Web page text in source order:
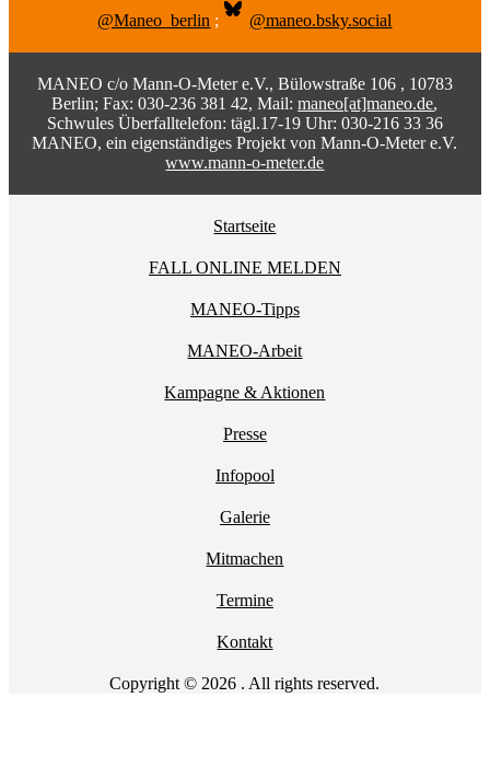
@Maneo_berlin ; @maneo.bsky.social
MANEO c/o Mann-O-Meter e.V., Bülowstraße 106 , 10783
Berlin; Fax: 030-236 381 42, Mail:maneo[at]maneo.de,
Schwules Überfalltelefon: tägl.17-19 Uhr: 030-216 33 36
MANEO, ein eigenständiges Projekt von Mann-O-Meter e.V.
www.mann-o-meter.de
Startseite
FALL ONLINE MELDEN
MANEO-Tipps
MANEO-Arbeit
Kampagne & Aktionen
Presse
Infopool
Galerie
Mitmachen
Termine
Kontakt
Copyright © 2026 . All rights reserved.